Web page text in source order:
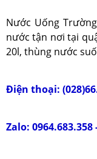
Nước Uống
nước tận nơi tại
20l, thùng nước
Điện thoại:
Zalo: 0964.683.358